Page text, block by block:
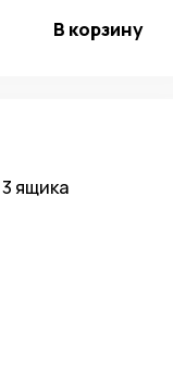
В корзину
ящика